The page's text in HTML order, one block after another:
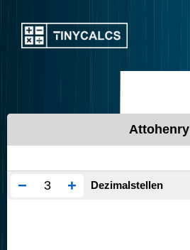
Inhalt
springen
Attohenry
− + Dezimalstellen